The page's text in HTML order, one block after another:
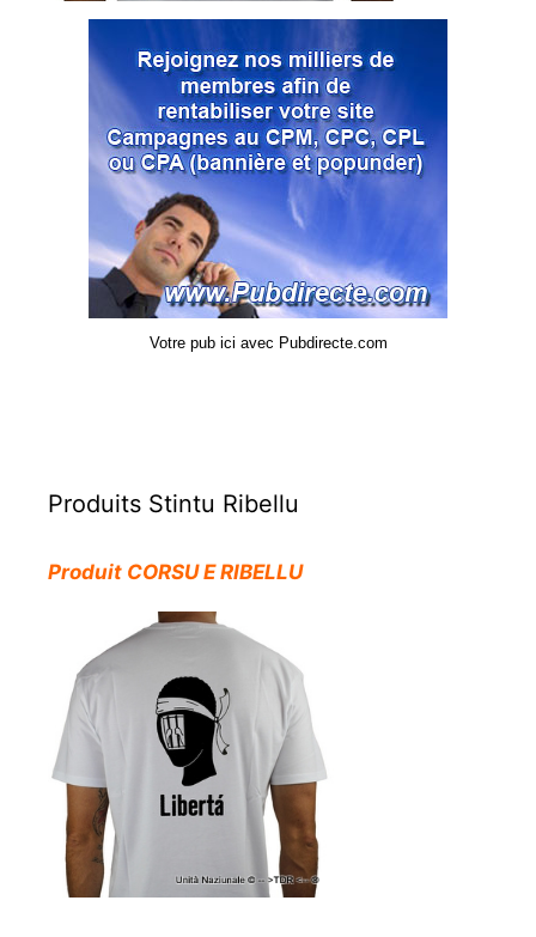
Votre pub ici avec Pubdirecte.com
Produits Stintu Ribellu
Produit CORSU E RIBELLU